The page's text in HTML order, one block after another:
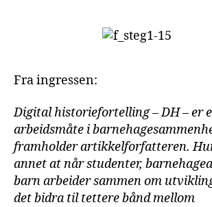
Fra ingressen:
Digital historiefortelling – DH – er
arbeidsmåte i
framholder artikkelforfatteren.
annet at når studenter,
barn arbeider sammen om
det bidra til tettere bånd mellom